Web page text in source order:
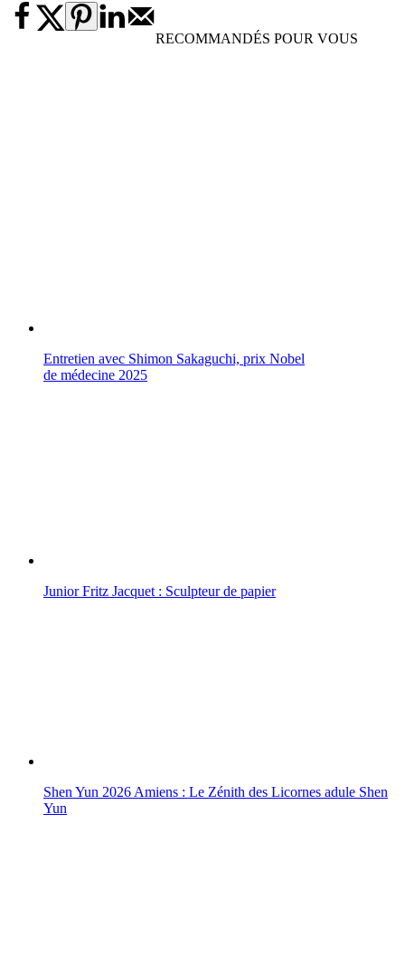
RECOMMANDÉS POUR VOUS
Entretien avec Shimon Sakaguchi, prix Nobel
de médecine 2025
Junior Fritz Jacquet : Sculpteur de papier
Shen Yun 2026 Amiens : Le Zénith des Licornes adule Shen
Yun